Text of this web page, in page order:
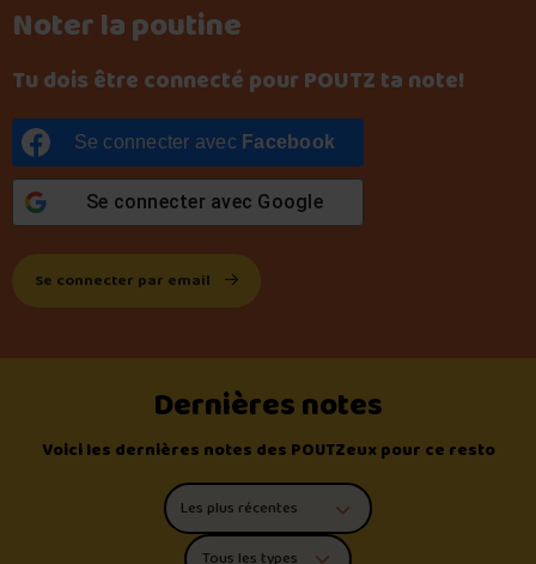
Noter la poutine
Tu dois être connecté pour POUTZ ta note!
Se connecter avec Facebook
Se connecter avec Google
Se connecter par email
Dernières notes
Voici les dernières notes des POUTZeux pour ce resto
Trier les commentaires
Filtrer par type de poutine